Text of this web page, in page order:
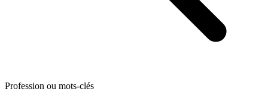
Profession ou mots-clés